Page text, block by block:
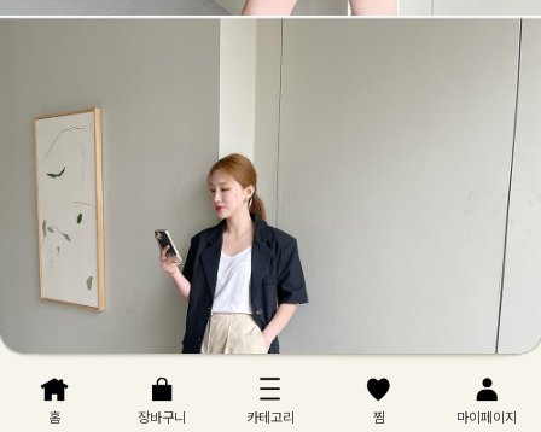
홈 장바구니 카테고리 찜 마이페이지